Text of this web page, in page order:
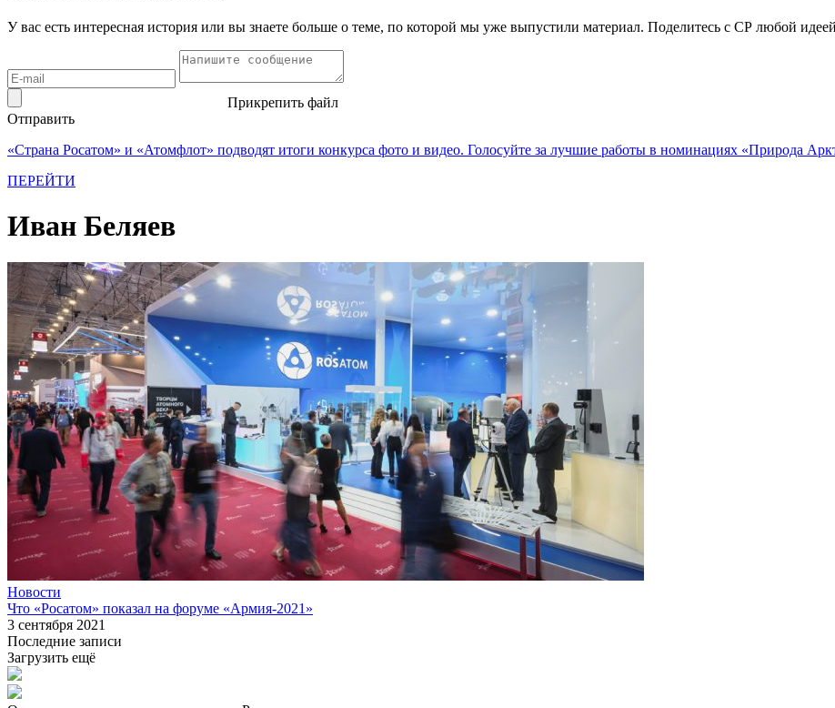
У вас есть интересная история или вы знаете больше о теме, по которой мы уже выпустили материал. Поделитесь с СР любой
Прикрепить файл
Отправить
«Страна Росатом» и «Атомфлот» подводят итоги конкурса фото и видео. Голосуйте за лучшие работы в номинациях «Природа
ПЕРЕЙТИ
Иван Беляев
Новости
Что «Росатом» показал на форуме «Армия-2021»
3 сентября 2021
Последние записи
Загрузить ещё